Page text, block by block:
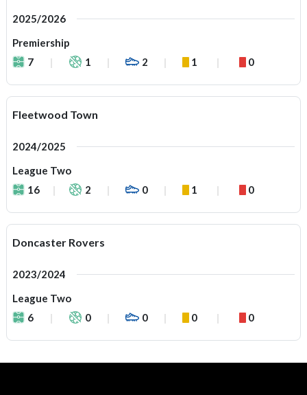
2025/2026
Premiership
7
1 2 1 0
Fleetwood Town
2024/2025
League Two
16
2 0 1 0
Doncaster Rovers
2023/2024
League Two
6
0 0 0 0